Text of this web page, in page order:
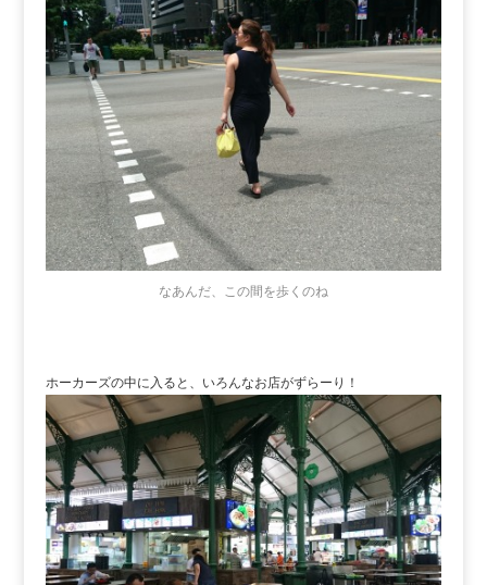
なあんだ、この間を歩くのね
ホーカーズの中に入ると、いろんなお店がずらーり！